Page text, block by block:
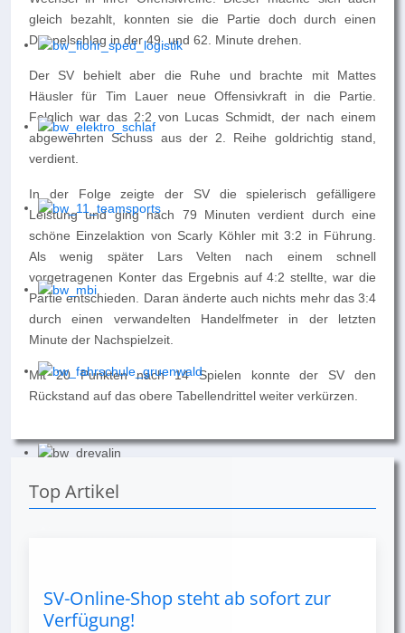
gleich bezahlt, konnten sie die Partie doch durch einen
Doppelschlag in der 49. und 62. Minute drehen.
Der SV behielt aber die Ruhe und brachte mit Mattes
Häusler für Tim Lauer neue Offensivkraft in die Partie.
Folglich war das 2:2 von Lucas Schmidt, der nach einem
abgewehrten Schuss aus der 2. Reihe goldrichtig stand,
verdient.
In der Folge zeigte der SV die spielerisch gefälligere
Leistung und ging nach 79 Minuten verdient durch eine
schöne Einzelaktion von Scarly Köhler mit 3:2 in Führung.
Als wenig später Lars Velten nach einem schnell
vorgetragenen Konter das Ergebnis auf 4:2 stellte, war die
Partie entschieden. Daran änderte auch nichts mehr das 3:4
durch einen verwandelten Handelfmeter in der letzten
Minute der Nachspielzeit.
Mit 20 Punkten nach 14 Spielen konnte der SV den
Rückstand auf das obere Tabellendrittel weiter verkürzen.
Top Artikel
SV-Online-Shop steht ab sofort zur
Verfügung!